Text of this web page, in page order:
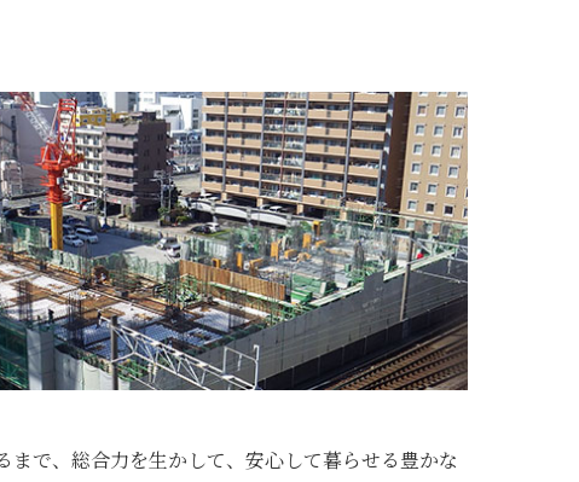
まで、総合力を生かして、安心して暮らせる豊かな